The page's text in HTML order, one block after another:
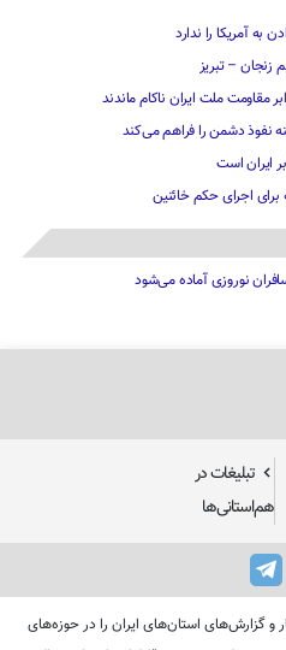
آمریکا را ندارد
مقاومت ملت ایران ناکام ماندند
نفوذ دشمن را فراهم می‌کند
ایران است
برای اجرای حکم خائنین
نوروزی آماده می‌شود
تبلیغات در
هم‌استانی‌ها
۱۳۹۳ تازه‌ترین اخبار و گزارش‌های استان‌های ایران را در حوزه‌های